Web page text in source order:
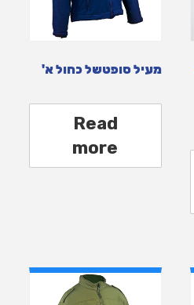
מעיל סופטשל כחול א'
Read
more